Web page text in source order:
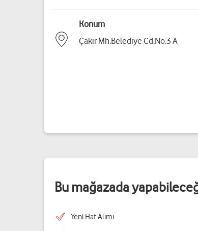
Konum
Çakır Mh.Belediye Cd.No:3 A
Bu mağazada
Yeni Hat Alımı